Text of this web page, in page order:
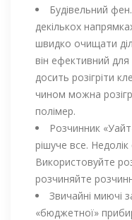
Будівельний
декількох
швидко очищати
він ефективний
досить розігріти
чином можна
полімер.
Розчинник
рішуче все.
Використовуйте
розчиняйте
Звичайні миючі
«бюджетної»